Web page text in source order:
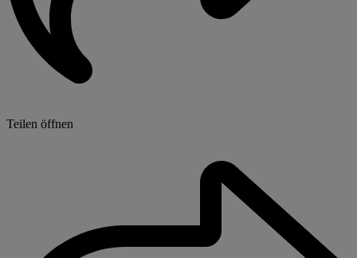
Teilen öffnen